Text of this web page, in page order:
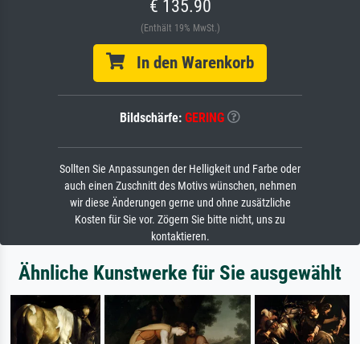
€ 135.90
(Enthält 19% MwSt.)
In den Warenkorb
Bildschärfe: GERING
Sollten Sie Anpassungen der Helligkeit und Farbe oder
auch einen Zuschnitt des Motivs wünschen, nehmen
wir diese Änderungen gerne und ohne zusätzliche
Kosten für Sie vor. Zögern Sie bitte nicht, uns zu
kontaktieren.
Ähnliche Kunstwerke für Sie ausgewählt